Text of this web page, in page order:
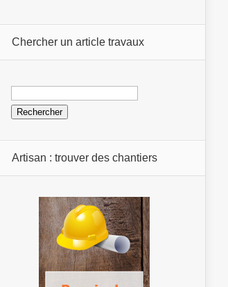
Chercher un article travaux
Rechercher :
Artisan : trouver des chantiers